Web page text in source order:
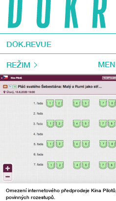
DOK.REVUE
REŽIM
Omezení internetového předprodeje Kina
povinných rozestupů.